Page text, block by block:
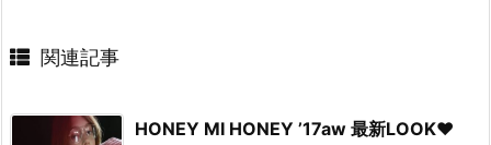
関連記事
HONEY MI HONEY ’17aw 最新LOOK♥